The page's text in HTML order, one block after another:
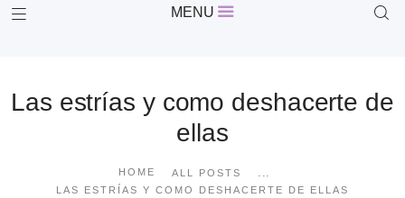
MENU
Las estrías y como deshacerte de
ellas
HOME ALL POSTS ...
LAS ESTRÍAS Y COMO DESHACERTE DE ELLAS